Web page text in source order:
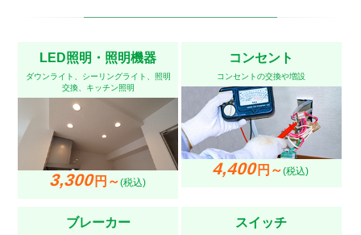
LED照明・照明機器
ダウンライト、シーリングライト、照明
交換、キッチン照明
3,300円～(税込)
コンセント
コンセントの交換や増設
4,400円～(税込)
ブレーカー スイッチ